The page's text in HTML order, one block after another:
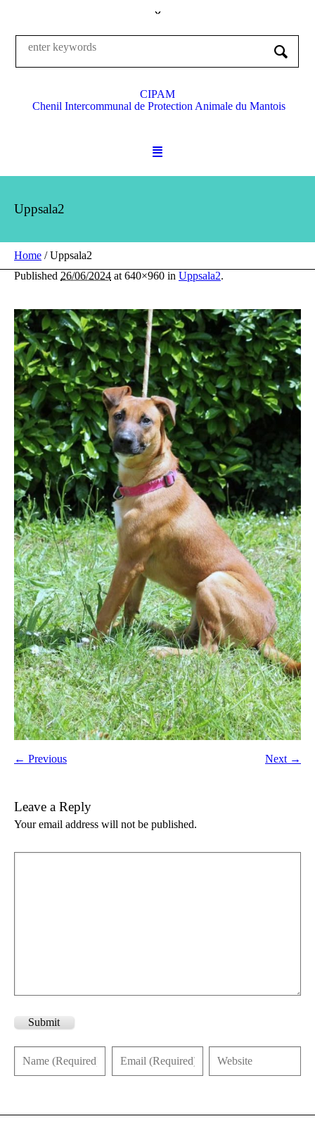
CIPAM
Chenil Intercommunal de Protection Animale du Mantois
Uppsala2
Home /Uppsala2
Published 26/06/2024 at 640×960 in Uppsala2.
← Previous Next →
Leave a Reply
Your email address will not be published.
Submit